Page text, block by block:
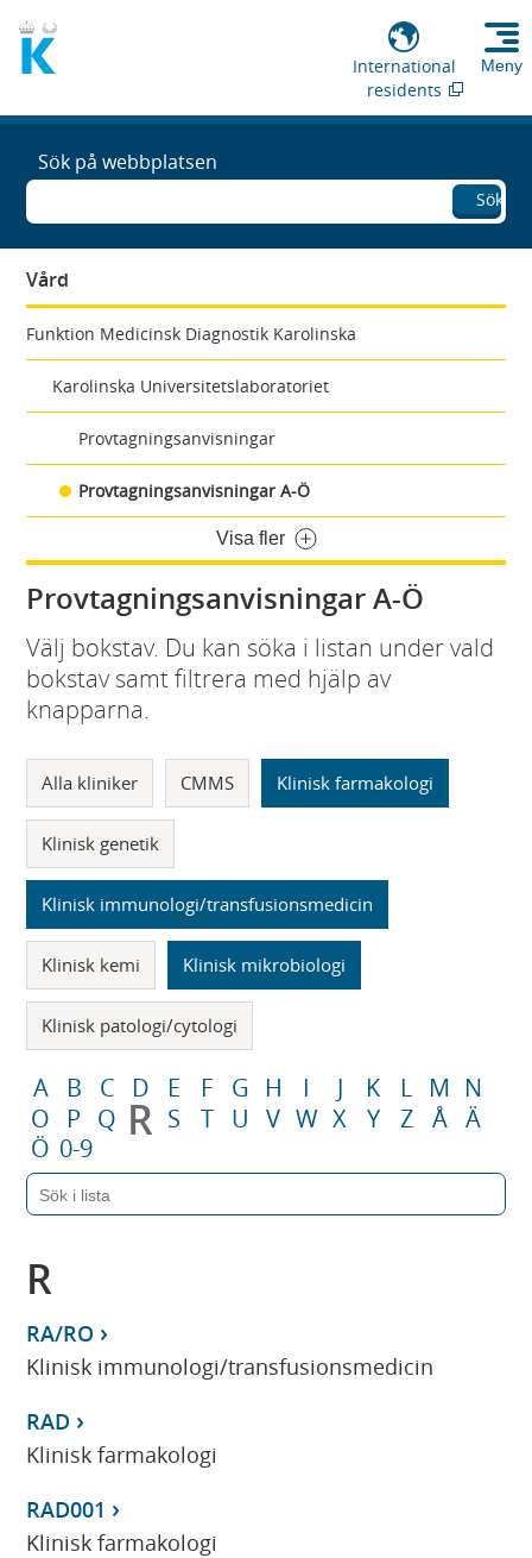
International
residents
Meny
Sök på webbplatsen
Sök
Vård
Funktion Medicinsk Diagnostik Karolinska
Karolinska Universitetslaboratoriet
Provtagningsanvisningar
Provtagningsanvisningar A-Ö
Visa fler
Provtagningsanvisningar A-Ö
Välj bokstav. Du kan söka i listan under vald
bokstav samt filtrera med hjälp av
knapparna.
Alla kliniker CMMS Klinisk farmakologi
Klinisk genetik
Klinisk immunologi/transfusionsmedicin
Klinisk kemi Klinisk mikrobiologi
Klinisk patologi/cytologi
A B C D E F G H I J K L M N
O
P Q R S T U V W X Y Z Å Ä
Ö 0-9
R
RA/RO
Klinisk immunologi/transfusionsmedicin
RAD
Klinisk farmakologi
RAD001
Klinisk farmakologi